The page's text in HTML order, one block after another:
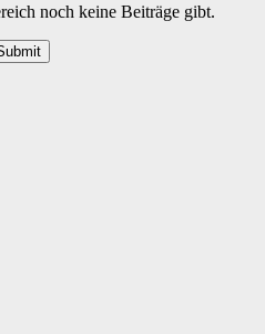
noch keine Beiträge gibt.